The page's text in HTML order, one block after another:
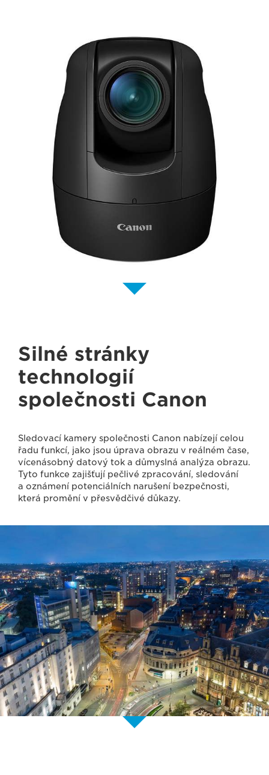
Silné stránky
technologií
společnosti Canon
Sledovací kamery společnosti Canon nabízejí celou
řadu funkcí, jako jsou úprava obrazu v reálném čase,
vícenásobný datový tok a důmyslná analýza obrazu.
Tyto funkce zajišťují pečlivé zpracování, sledování
a oznámení potenciálních narušení bezpečnosti,
která promění v přesvědčivé důkazy.